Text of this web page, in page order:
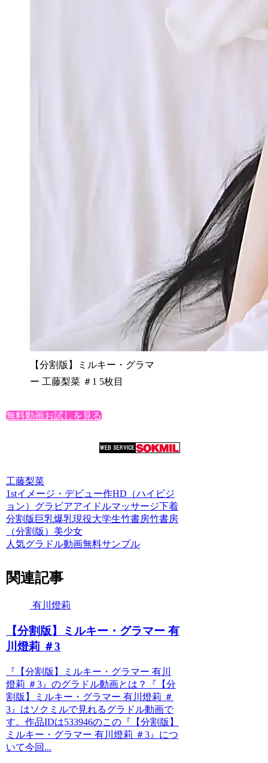
【分割版】ミルキー・グラマ
ー 工藤梨菜 ＃1 5枚目
無料動画お試しを見る
工藤梨菜
1stイメージ・デビュー作HD（ハイビジ
ョン） グラビアアイドルマッサージ下着
分割版 巨乳爆乳現役大学生竹書房竹書房
（分割版） 美少女
人気グラドル動画無料サンプル
関連記事
有川燈莉
【分割版】ミルキー・グラマー 有
川燈莉 ＃3
『【分割版】ミルキー・グラマー 有川
燈莉 ＃3』のグラドル動画とは？『【分
割版】ミルキー・グラマー 有川燈莉 ＃
3』はソクミルで見れるグラドル動画で
す。作品IDは533946のこの『【分割版】
ミルキー・グラマー 有川燈莉 ＃3』につ
いて今回...